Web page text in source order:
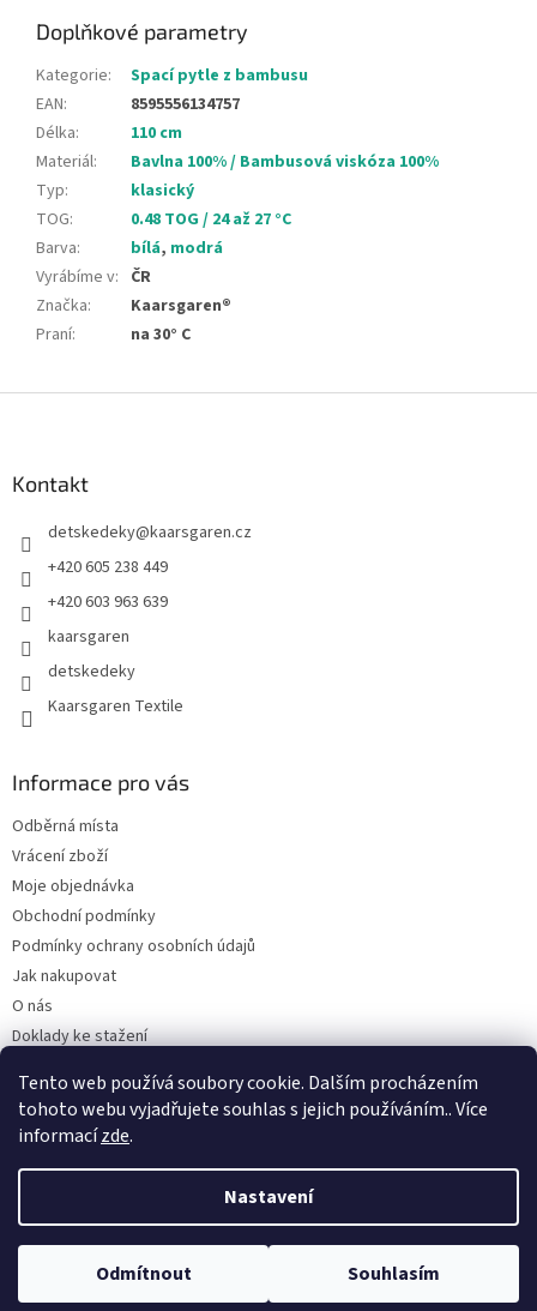
Tento web používá soubory cookie. Dalším procházením
tohoto webu vyjadřujete souhlas s jejich používáním.. Více
informacízde.
Nastavení
Odmítnout Souhlasím
Doplňkové parametry
Kategorie:
Spací pytle z bambusu
EAN:
8595556134757
Délka:
110 cm
Materiál:
Bavlna 100% / Bambusová viskóza 100%
Typ:
klasický
TOG:
0.48 TOG / 24 až 27 °C
Barva: bílá, modrá
Vyrábíme v: ČR
Značka:
Kaarsgaren®
Praní: na 30° C
Kontakt
detskedeky@kaarsgaren.cz
+420 605 238 449
+420 603 963 639
kaarsgaren
detskedeky
Kaarsgaren Textile
Informace pro vás
Odběrná místa
Vrácení zboží
Moje objednávka
Obchodní podmínky
Podmínky ochrany osobních údajů
Jak nakupovat
O nás
Doklady ke stažení
Velkoobchod
Vytvořil Shoptet
Copyright 2026Kaarsgaren.cz . Všechna práva vyhrazena.